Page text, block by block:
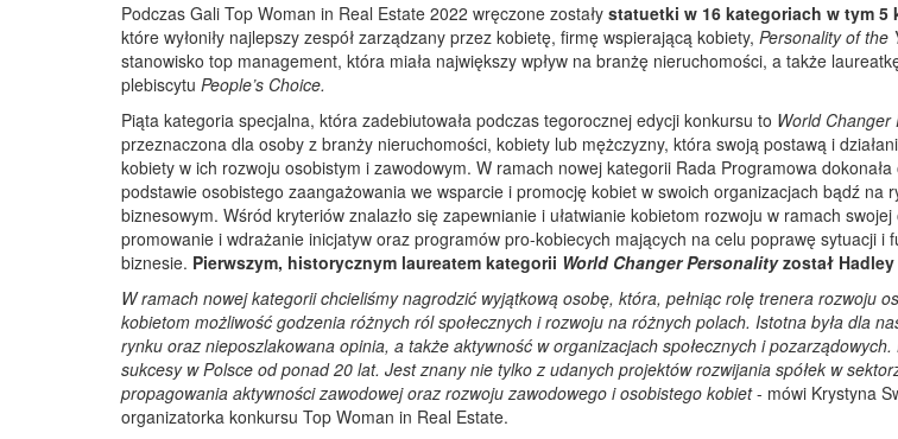
Podczas Gali Top Woman in Real Estate 2022 wręczone zostały statuetki w 16 kategoriach w tym
które wyłoniły najlepszy zespół zarządzany przez kobietę, firmę wspierającą kobiety, Personality of the
stanowisko top management, która miała największy wpływ na branżę nieruchomości, a także
plebiscytu People’s Choice.
Piąta kategoria specjalna, która zadebiutowała podczas tegorocznej edycji konkursu to World Changer
przeznaczona dla osoby z branży nieruchomości, kobiety lub mężczyzny, która swoją postawą i
kobiety w ich rozwoju osobistym i zawodowym. W ramach nowej kategorii Rada Programowa
podstawie osobistego zaangażowania we wsparcie i promocję kobiet w swoich organizacjach bądź na
biznesowym. Wśród kryteriów znalazło się zapewnianie i ułatwianie kobietom rozwoju w ramach
promowanie i wdrażanie inicjatyw oraz programów pro-kobiecych mających na celu poprawę sytuacji i
biznesie. Pierwszym, historycznym laureatem kategorii World Changer Personalityzostał
W ramach nowej kategorii chcieliśmy nagrodzić wyjątkową osobę, która, pełniąc rolę trenera rozwoju
kobietom możliwość godzenia różnych ról społecznych i rozwoju na różnych polach. Istotna była dla
rynku oraz nieposzlakowana opinia, a także aktywność w organizacjach społecznych i
sukcesy w Polsce od ponad 20 lat. Jest znany nie tylko z udanych projektów rozwijania spółek w
propagowania aktywności zawodowej oraz rozwoju zawodowego i osobistego kobiet- mówi Krystyna
organizatorka konkursu Top Woman in Real Estate.